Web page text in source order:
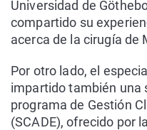
Universidad de
compartido su
acerca de la cirugía de
Por otro lado, el
impartido también una
programa de Gestión
(SCADE), ofrecido por